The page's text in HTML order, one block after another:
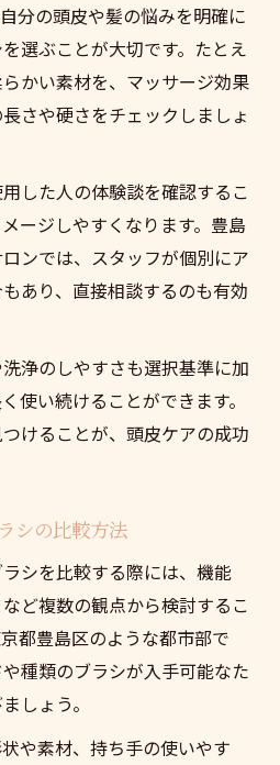
分の頭皮や髪の悩みを明確に
選ぶことが大切です。たとえ
かい素材を、マッサージ効果
さや硬さをチェックしましょ
した人の体験談を確認するこ
ージしやすくなります。豊島
ンでは、スタッフが個別にア
あり、直接相談するのも有効
浄のしやすさも選択基準に加
使い続けることができます。
けることが、頭皮ケアの成功
シの比較方法
シを比較する際には、機能
ど複数の観点から検討するこ
都豊島区のような都市部で
種類のブラシが入手可能なた
しょう。
や素材、持ち手の使いやす